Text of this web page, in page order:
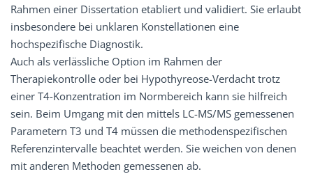
Rahmen einer Dissertation etabliert und validiert. Sie erlaubt
insbesondere bei unklaren Konstellationen eine
hochspezifische Diagnostik.
Auch als verlässliche Option im Rahmen der
Therapiekontrolle oder bei Hypothyreose-Verdacht trotz
einer T4-Konzentration im Normbereich kann sie hilfreich
sein. Beim Umgang mit den mittels LC-MS/MS gemessenen
Parametern T3 und T4 müssen die methodenspezifischen
Referenzintervalle beachtet werden. Sie weichen von denen
mit anderen Methoden gemessenen ab.